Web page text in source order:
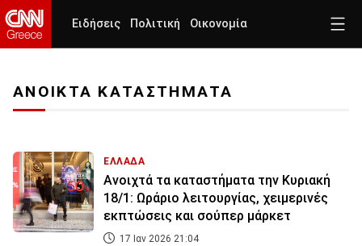
Ειδήσεις Πολιτική Οικονομία
ΑΝΟΙΚΤΑ ΚΑΤΑΣΤΗΜΑΤΑ
ΕΛΛΑΔΑ
Ανοιχτά τα καταστήματα την Κυριακή
18/1: Ωράριο λειτουργίας, χειμερινές
εκπτώσεις και σούπερ μάρκετ
17 Ιαν 2026 21:04